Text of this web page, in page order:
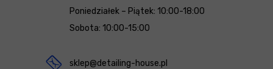
Poniedziałek – Piątek: 10:00-18:00
Sobota: 10:00-15:00
sklep@detailing-house.pl